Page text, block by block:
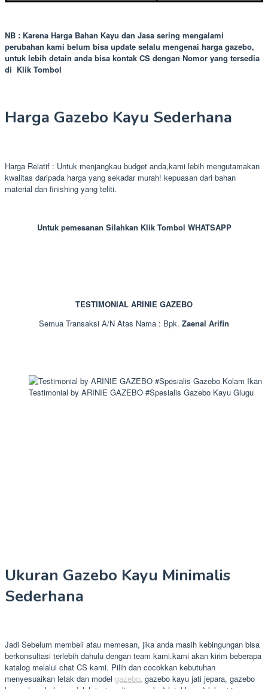
NB : Karena Harga Bahan Kayu dan Jasa sering mengalami
perubahan kami belum bisa update selalu mengenai harga gazebo,
untuk lebih detain anda bisa kontak CS dengan Nomor yang tersedia
di Klik Tombol
Harga Gazebo Kayu Sederhana
Harga Relatif : Untuk menjangkau budget anda,kami lebih mengutamakan
kwalitas daripada harga yang sekadar murah! kepuasan dari bahan
material dan finishing yang teliti.
Untuk pemesanan Silahkan Klik Tombol WHATSAPP
TESTIMONIAL ARINIE GAZEBO
Semua Transaksi A/N Atas Nama : Bpk. Zaenal Arifin
Testimonial by ARINIE GAZEBO #Spesialis Gazebo Kayu Glugu
Ukuran Gazebo Kayu Minimalis
Sederhana
Jadi Sebelum membeli atau memesan, jika anda masih kebingungan bisa
berkonsultasi terlebih dahulu dengan team kami.kami akan kirim beberapa
katalog melalui chat CS kami. Pilih dan cocokkan kebutuhan
menyesuaikan letak dan model gazebo, gazebo kayu jati jepara, gazebo